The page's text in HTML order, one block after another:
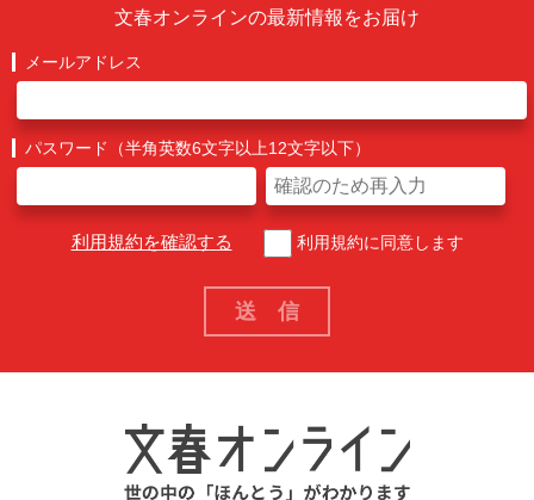
文春オンラインの最新情報をお届け
メールアドレス
パスワード（半角英数6文字以上12文字以下）
利用規約を確認する 利用規約に同意します